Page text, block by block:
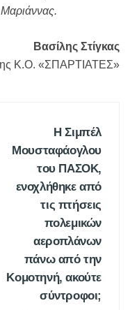
Βασίλης Στίγκας
Κ.Ο. «ΣΠΑΡΤΙΑΤΕΣ»
Η Σιμπέλ
Μουσταφάογλου
του ΠΑΣΟΚ,
ενοχλήθηκε από
τις πτήσεις
πολεμικών
αεροπλάνων
πάνω από την
Κομοτηνή, ακούτε
σύντροφοι;